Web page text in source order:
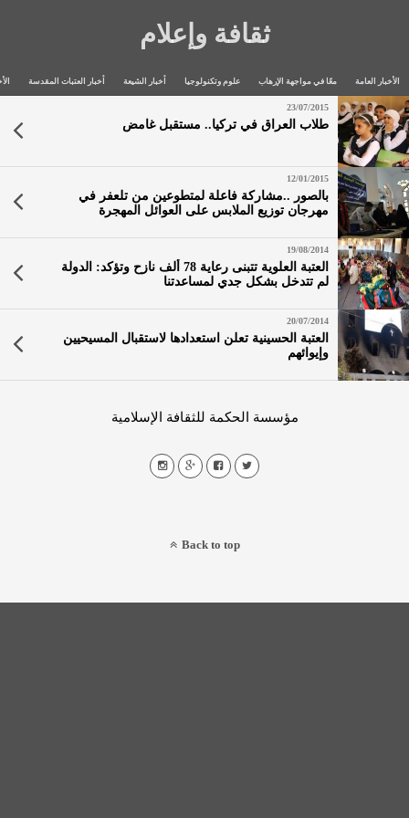
ثقافة وإعلام
الأخبار العامة معًا في مواجهة الإرهاب علوم وتكنولوجيا أخبار الشيعة أخبار العتبات المقدسة
23/07/2015
طلاب العراق في تركيا.. مستقبل غامض
12/01/2015
بالصور ..مشاركة فاعلة لمتطوعين من تلعفر في
مهرجان توزيع الملابس على العوائل المهجرة
19/08/2014
العتبة العلوية تتبنى رعاية 78 ألف نازح وتؤكد: الدولة
لم تتدخل بشكل جدي لمساعدتنا
20/07/2014
العتبة الحسينية تعلن استعدادها لاستقبال المسيحيين
وإيوائهم
مؤسسة الحكمة للثقافة الإسلامية
Back to top